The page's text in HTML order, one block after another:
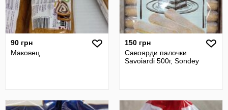
90 грн
Маковец
150 грн
Савоярди палочки
Savoiardi 500г, Sondey